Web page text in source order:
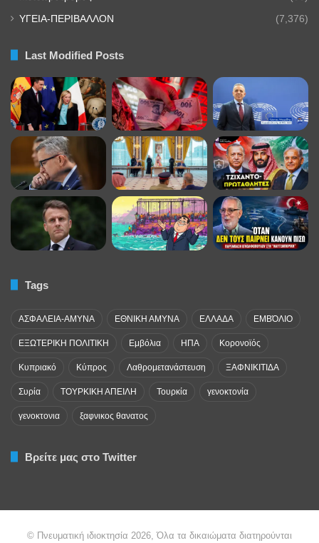
ΥΓΕΙΑ-ΠΕΡΙΒΑΛΛΟΝ (7,376)
Last Modified Posts
Tags
ΑΣΦΑΛΕΙΑ-ΑΜΥΝΑ ΕΘΝΙΚΗ ΑΜΥΝΑ ΕΛΛΑΔΑ ΕΜΒΌΛΙΟ
ΕΞΩΤΕΡΙΚΗ ΠΟΛΙΤΙΚΗ Εμβόλια ΗΠΑ Κορονοϊός
Κυπριακό Κύπρος Λαθρομετανάστευση ΞΑΦΝΙΚΙΤΙΔΑ
Συρία ΤΟΥΡΚΙΚΗ ΑΠΕΙΛΗ Τουρκία γενοκτονία
γενοκτονια ξαφνικος θανατος
Βρείτε μας στο Twitter
© Πνευματική ιδιοκτησία 2026, Όλα τα δικαιώματα διατηρούνται